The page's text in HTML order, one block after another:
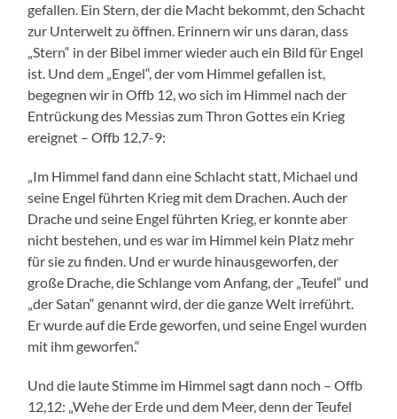
gefallen. Ein Stern, der die Macht bekommt, den Schacht
zur Unterwelt zu öffnen. Erinnern wir uns daran, dass
„Stern“ in der Bibel immer wieder auch ein Bild für Engel
ist. Und dem „Engel“, der vom Himmel gefallen ist,
begegnen wir in Offb 12, wo sich im Himmel nach der
Entrückung des Messias zum Thron Gottes ein Krieg
ereignet – Offb 12,7-9:
„Im Himmel fand dann eine Schlacht statt, Michael und
seine Engel führten Krieg mit dem Drachen. Auch der
Drache und seine Engel führten Krieg, er konnte aber
nicht bestehen, und es war im Himmel kein Platz mehr
für sie zu finden. Und er wurde hinausgeworfen, der
große Drache, die Schlange vom Anfang, der „Teufel“ und
„der Satan“ genannt wird, der die ganze Welt irreführt.
Er wurde auf die Erde geworfen, und seine Engel wurden
mit ihm geworfen.“
Und die laute Stimme im Himmel sagt dann noch – Offb
12,12: „Wehe der Erde und dem Meer, denn der Teufel